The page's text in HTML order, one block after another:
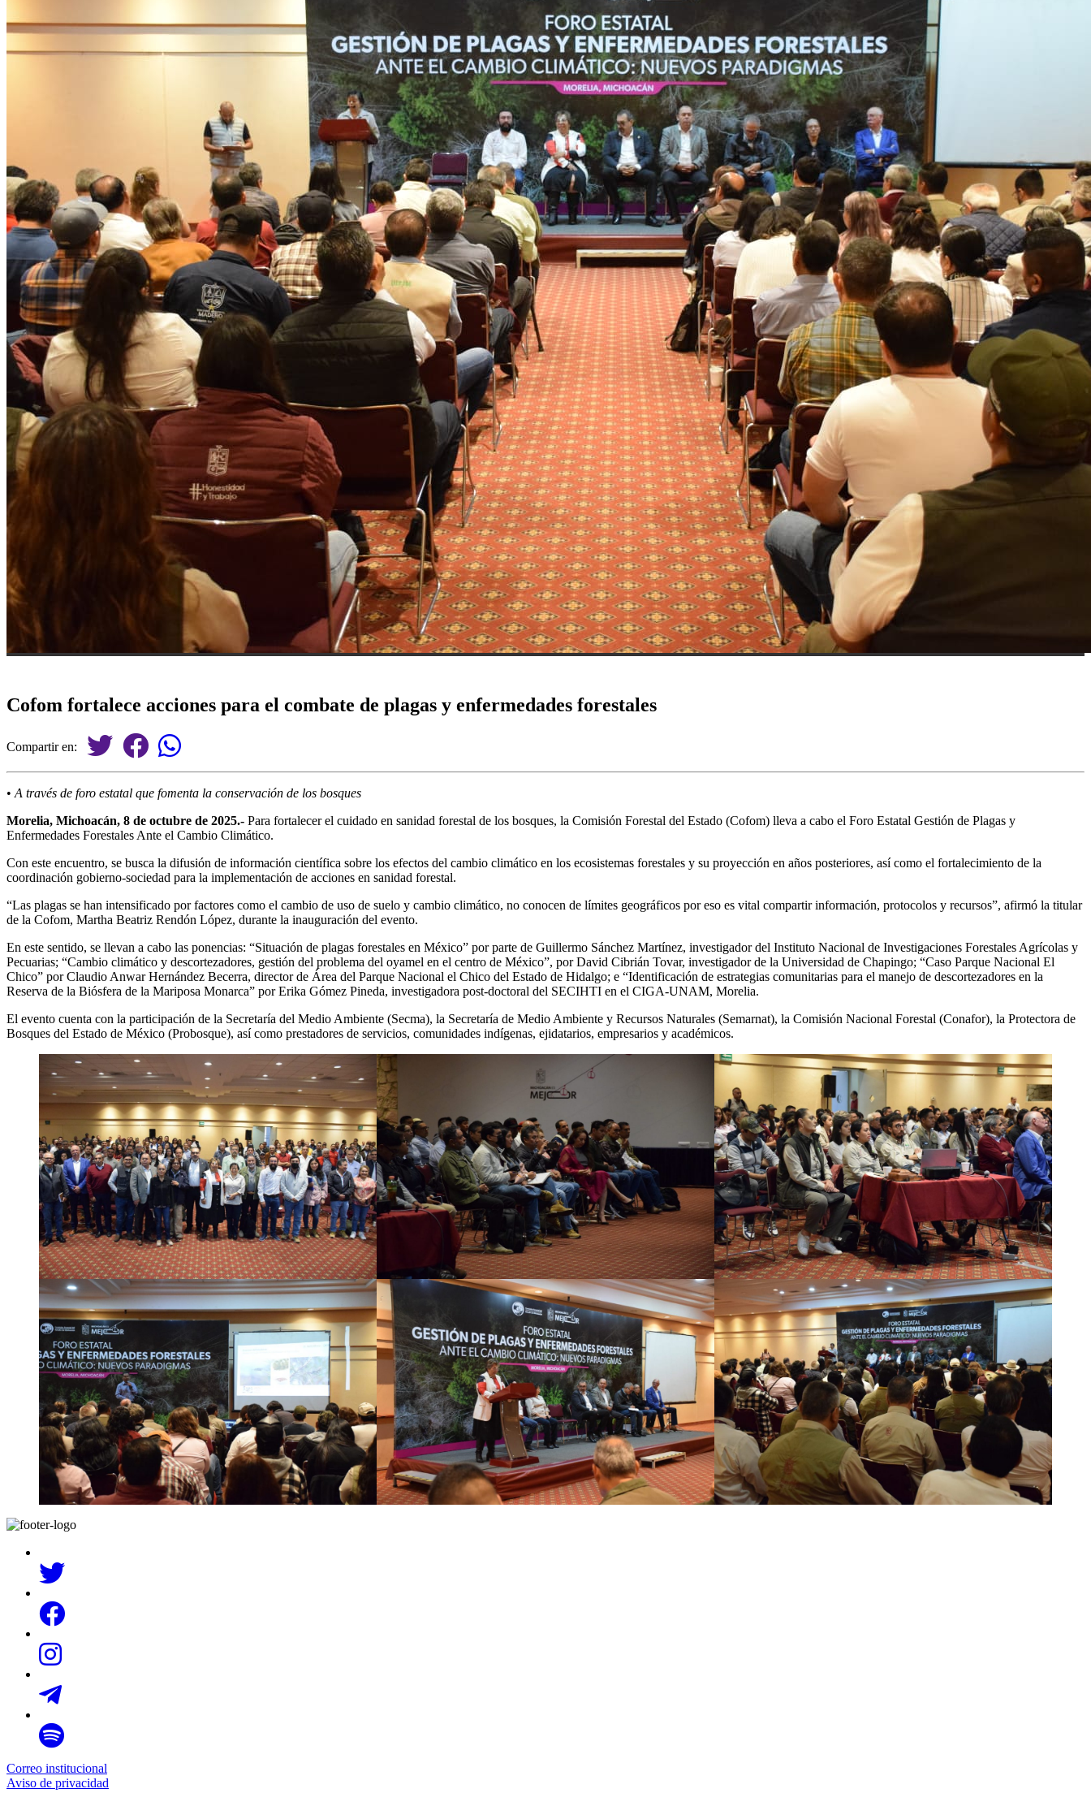
Cofom fortalece acciones para el combate de plagas y enfermedades forestales
Compartir en:
• A través de foro estatal que fomenta la conservación de los bosques
Morelia, Michoacán, 8 de octubre de 2025.- Para fortalecer el cuidado en sanidad forestal de los bosques, la Comisión Forestal del Estado (Cofom) lleva a cabo el Foro Estatal Gestión de Plagas y
Enfermedades Forestales Ante el Cambio Climático.
Con este encuentro, se busca la difusión de información científica sobre los efectos del cambio climático en los ecosistemas forestales y su proyección en años posteriores, así como el fortalecimiento de la
coordinación gobierno-sociedad para la implementación de acciones en sanidad forestal.
“Las plagas se han intensificado por factores como el cambio de uso de suelo y cambio climático, no conocen de límites geográficos por eso es vital compartir información, protocolos y recursos”, afirmó la titular
de la Cofom, Martha Beatriz Rendón López, durante la inauguración del evento.
En este sentido, se llevan a cabo las ponencias: “Situación de plagas forestales en México” por parte de Guillermo Sánchez Martínez, investigador del Instituto Nacional de Investigaciones Forestales Agrícolas y
Pecuarias; “Cambio climático y descortezadores, gestión del problema del oyamel en el centro de México”, por David Cibrián Tovar, investigador de la Universidad de Chapingo; “Caso Parque Nacional El
Chico” por Claudio Anwar Hernández Becerra, director de Área del Parque Nacional el Chico del Estado de Hidalgo; e “Identificación de estrategias comunitarias para el manejo de descortezadores en la
Reserva de la Biósfera de la Mariposa Monarca” por Erika Gómez Pineda, investigadora post-doctoral del SECIHTI en el CIGA-UNAM, Morelia.
El evento cuenta con la participación de la Secretaría del Medio Ambiente (Secma), la Secretaría de Medio Ambiente y Recursos Naturales (Semarnat), la Comisión Nacional Forestal (Conafor), la Protectora de
Bosques del Estado de México (Probosque), así como prestadores de servicios, comunidades indígenas, ejidatarios, empresarios y académicos.
Correo institucional
Aviso de privacidad